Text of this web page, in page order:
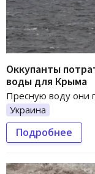
Оккупанты
воды для Крыма
Пресную воду они
Украина
Подробнее